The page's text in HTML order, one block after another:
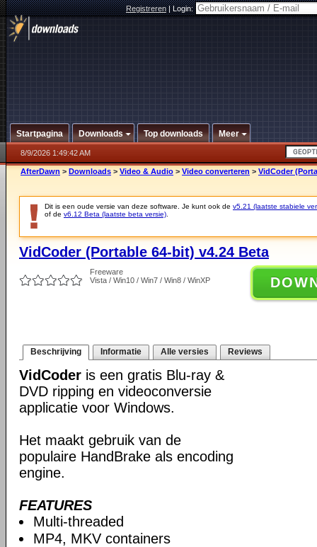
Registreren|Login:
Startpagina Downloads Top downloads Meer
8/9/2026 1:49:42 AM
AfterDawn > Downloads > Video & Audio > Video converteren > VidCoder
Dit is een oude versie van deze software. Je kunt ook de v5.21 (laatste stabiele
of de v6.12 Beta (laatste beta versie)
VidCoder (Portable 64-bit) v4.24 Beta
Freeware
Vista / Win10 / Win7 / Win8 / WinXP
Beschrijving Informatie Alle versies Reviews
VidCoder is een gratis Blu-ray &
DVD ripping en videoconversie
applicatie voor Windows.
Het maakt gebruik van de
populaire HandBrake als encoding
engine.
FEATURES
Multi-threaded
MP4, MKV containers